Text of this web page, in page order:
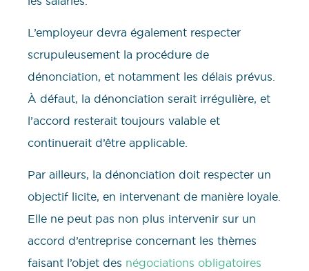
L’employeur devra également respecter
scrupuleusement la procédure de
dénonciation, et notamment les délais prévus.
À défaut, la dénonciation serait irrégulière, et
l’accord resterait toujours valable et
continuerait d’être applicable.
Par ailleurs, la dénonciation doit respecter un
objectif licite, en intervenant de manière loyale.
Elle ne peut pas non plus intervenir sur un
accord d’entreprise concernant les thèmes
faisant l’objet des négociations obligatoires